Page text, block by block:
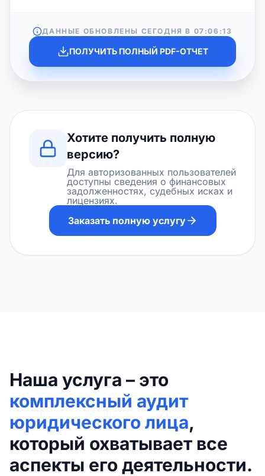
ДАННЫЕ ОБНОВЛЕНЫ СЕГОДНЯ В 07:06:13
ПОЛУЧИТЬ ПОЛНЫЙ PDF-ОТЧЕТ
Хотите получить полную
версию?
Для авторизованных пользователей
доступны сведения о финансовых
задолженностях, судебных исках и
лицензиях.
Заказать полную услугу
Наша услуга – это
комплексный аудит
юридического лица,
который охватывает все
аспекты его деятельности.